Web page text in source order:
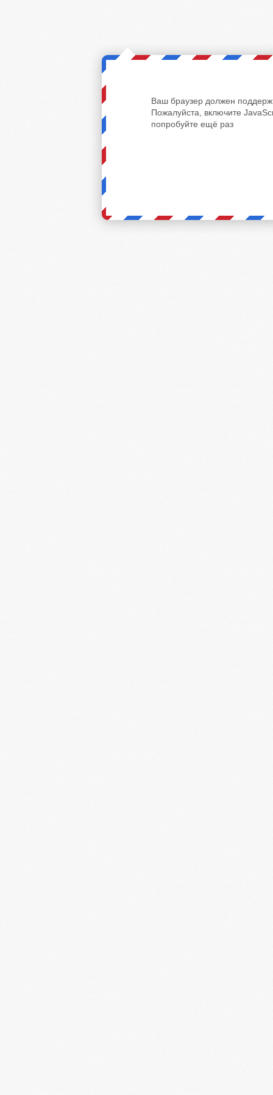
Ваш браузер должен
Пожалуйста, включите
попробуйте ещё раз